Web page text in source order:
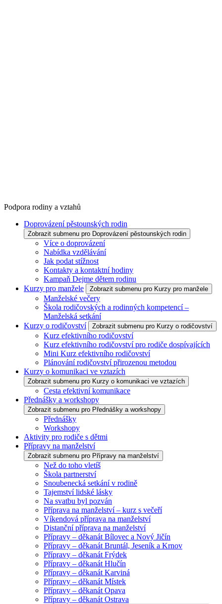
Podpora rodiny a vztahů
Doprovázení pěstounských rodin
Zobrazit submenu pro Doprovázení pěstounských rodin
Více o doprovázení
Nabídka vzdělávání
Jak podat stížnost
Kontakty a kontaktní hodiny
Kampaň Dejme dětem rodinu
Kurzy pro manžele
Zobrazit submenu pro Kurzy pro manžele
Manželské večery
Škola rodičovských a rodinných kompetencí –
Manželská setkání
Kurzy o rodičovství
Zobrazit submenu pro Kurzy o rodičovství
Kurz efektivního rodičovství
Kurz efektivního rodičovství pro rodiče dospívajících
Mini Kurz efektivního rodičovství
Plánování rodičovství přirozenou metodou
Kurzy o komunikaci ve vztazích
Zobrazit submenu pro Kurzy o komunikaci ve vztazích
Cesta efektivní komunikace
Přednášky a workshopy
Zobrazit submenu pro Přednášky a workshopy
Přednášky
Workshopy
Aktivity pro rodiče s dětmi
Přípravy na manželství
Zobrazit submenu pro Přípravy na manželství
Než do toho vletíš
Škola partnerství
Snoubenecká setkání v rodině
Tajemství lidské lásky
Na svatbu byl pozván
Příprava na manželství – kurz s večeří
Víkendová příprava na manželství
Distanční příprava na manželství
Přípravy – děkanát Bílovec a Nový Jičín
Přípravy – děkanát Bruntál, Jeseník a Krnov
Přípravy – děkanát Frýdek
Přípravy – děkanát Hlučín
Přípravy – děkanát Karviná
Přípravy – děkanát Místek
Přípravy – děkanát Opava
Přípravy – děkanát Ostrava